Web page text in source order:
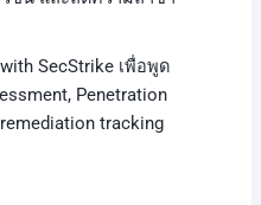
SecStrike เพื่อพูด
Penetration
tracking